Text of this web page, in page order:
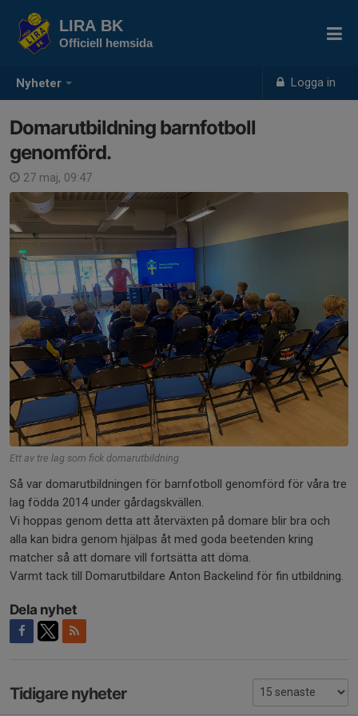
Nyheter Logga in
LIRA BK
Officiell hemsida
Domarutbildning barnfotboll
genomförd.
27 maj, 09:47
Ett av tre lag som fick domarutbildning
Så var domarutbildningen för barnfotboll genomförd för våra tre
lag födda 2014 under gårdagskvällen.
Vi hoppas genom detta att återväxten på domare blir bra och
alla kan bidra genom hjälpas åt med goda beetenden kring
matcher så att domare vill fortsätta att döma.
Varmt tack till Domarutbildare Anton Backelind för fin utbildning.
Dela nyhet
Tidigare nyheter